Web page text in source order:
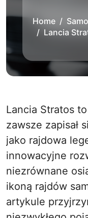
Home
Lancia
Lancia Stratos to samochód, który na
zawsze zapisał
jako rajdowa
innowacyjne
niezrównane
ikoną rajdów
artykule